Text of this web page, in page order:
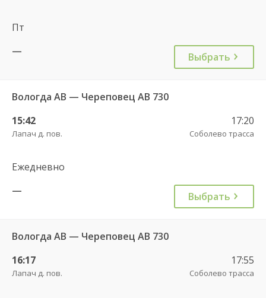
Пт
—
Выбрать
Вологда АВ — Череповец АВ 730
15:42
Лапач д. пов.
17:20
Соболево трасса
Ежедневно
—
Выбрать
Вологда АВ — Череповец АВ 730
16:17
Лапач д. пов.
17:55
Соболево трасса